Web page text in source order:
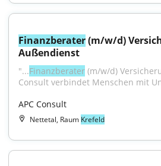
Finanzberater (m/w/d)
Außendienst
"...Finanzberater (m/w/d)
Consult verbindet Menschen mit
APC Consult
Nettetal, Raum Krefeld